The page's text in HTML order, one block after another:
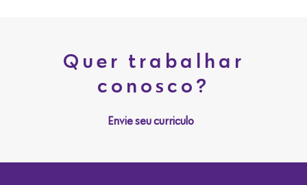
Quer trabalhar
conosco?
Envie seu curriculo